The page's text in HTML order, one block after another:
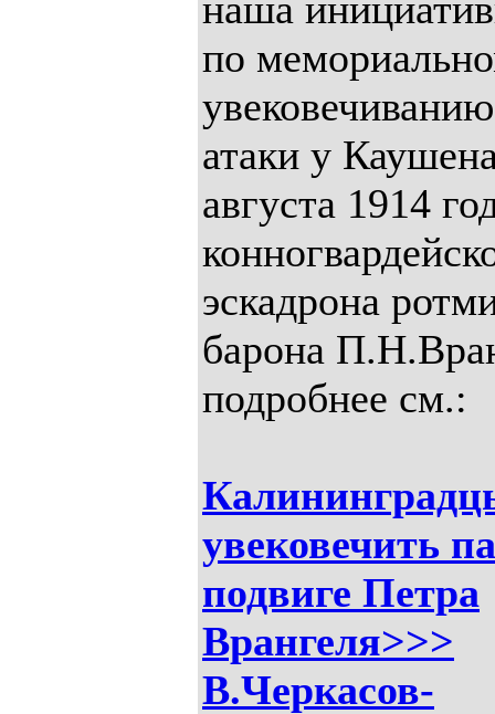
по
атаки у
августа 1914
эскадрона
барона
подробнее см.:
увековечить
подвиге Петра
Врангеля>>>
В.Черкасов-